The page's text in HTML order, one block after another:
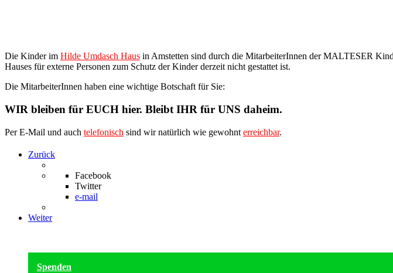
Die Kinder im Hilde Umdasch Haus in Amstetten sind durch die MitarbeiterInnen der MALTESER
Hauses für externe Personen zum Schutz der Kinder derzeit nicht gestattet ist.
Die MitarbeiterInnen haben eine wichtige Botschaft für Sie:
WIR bleiben für EUCH hier. Bleibt IHR für UNS daheim.
Per E-Mail und auch telefonisch sind wir natürlich wie gewohnt erreichbar.
Zurück
Facebook
Twitter
e-mail
Weiter
Spenden